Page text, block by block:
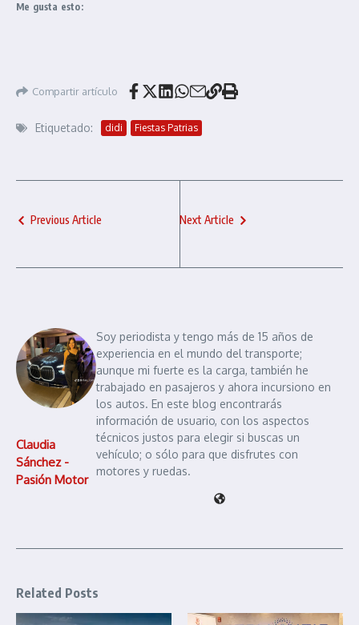
Me gusta esto:
Compartir artículo
Etiquetado: didi Fiestas Patrias
Previous Article Next Article
Claudia
Sánchez -
Pasión Motor
Soy periodista y tengo más de 15 años de
experiencia en el mundo del transporte;
aunque mi fuerte es la carga, también he
trabajado en pasajeros y ahora incursiono en
los autos. En este blog encontrarás
información de usuario, con los aspectos
técnicos justos para elegir si buscas un
vehículo; o sólo para que disfrutes con
motores y ruedas.
Related Posts